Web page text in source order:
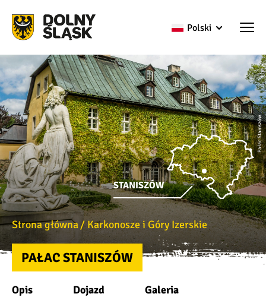
Polski
Pałac Staniszów
Strona główna Karkonosze i Góry Izerskie
PAŁAC STANISZÓW
STANISZÓW
Opis Dojazd Galeria